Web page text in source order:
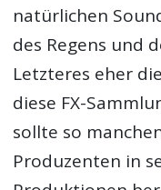
natürlichen
des Regens und
Letzteres eher
diese FX-
sollte so
Produzenten in